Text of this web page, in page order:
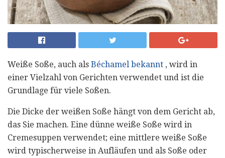
Weiße Soße, auch als Béchamel bekannt , wird in
einer Vielzahl von Gerichten verwendet und ist die
Grundlage für viele Soßen.
Die Dicke der weißen Soße hängt von dem Gericht ab,
das Sie machen. Eine dünne weiße Soße wird in
Cremesuppen verwendet; eine mittlere weiße Soße
wird typischerweise in Aufläufen und als Soße oder